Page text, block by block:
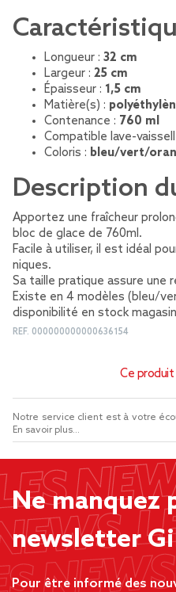
Longueur : 32 cm
Largeur : 25 cm
Épaisseur : 1,5 cm
Matière(s) :
Contenance : 760 ml
Compatible lave-
Coloris : bleu/vert/
Description
Apportez une fraîcheur
bloc de glace de 760ml.
Facile à utiliser, il est idéal
niques.
Sa taille pratique assure une
Existe en 4 modèles (bleu/
disponibilité en stock
REF. 000000000000636154
Ce produit
Notre service client est à votre
En savoir plus...
Ne manquez
newsletter
Pour être informé des